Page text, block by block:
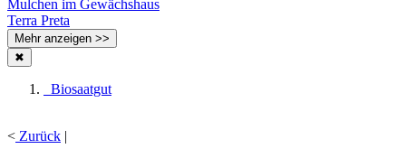
Mulchen im Gewächshaus
Terra Preta
Mehr anzeigen >>
✖
Biosaatgut
< Zurück |